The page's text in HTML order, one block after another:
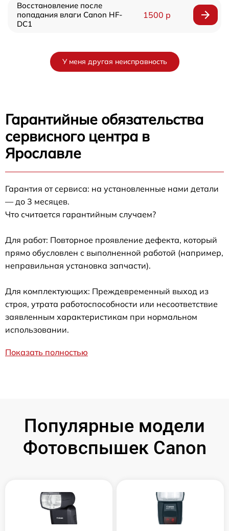
Восстановление после
попадания влаги Canon HF-
DC1
1500 р
У меня другая неисправность
Гарантийные обязательства
сервисного центра в
Ярославле
Гарантия от сервиса: на установленные нами детали
— до 3 месяцев.
Что считается гарантийным случаем?
Для работ: Повторное проявление дефекта, который
прямо обусловлен с выполненной работой (например,
неправильная установка запчасти).
Для комплектующих: Преждевременный выход из
строя, утрата работоспособности или несоответствие
заявленным характеристикам при нормальном
использовании.
Показать полностью
Популярные модели
Фотовспышек Canon